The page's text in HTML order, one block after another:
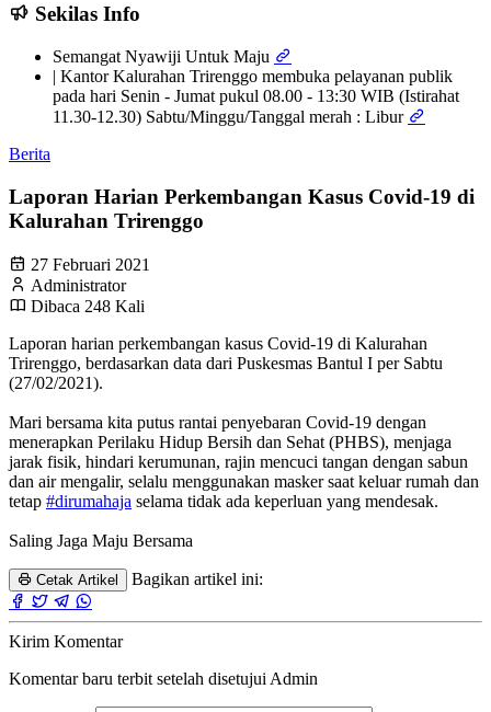
Sekilas Info
Semangat Nyawiji Untuk Maju
| Kantor Kalurahan Trirenggo membuka pelayanan publik
pada hari Senin - Jumat pukul 08.00 - 13:30 WIB (Istirahat
11.30-12.30) Sabtu/Minggu/Tanggal merah : Libur
Berita
Laporan Harian Perkembangan Kasus Covid-19 di
Kalurahan Trirenggo
27 Februari 2021
Administrator
Dibaca 248 Kali
Laporan harian perkembangan kasus Covid-19 di Kalurahan
Trirenggo, berdasarkan data dari Puskesmas Bantul I per Sabtu
(27/02/2021).
Mari bersama kita putus rantai penyebaran Covid-19 dengan
menerapkan Perilaku Hidup Bersih dan Sehat (PHBS), menjaga
jarak fisik, hindari kerumunan, rajin mencuci tangan dengan sabun
dan air mengalir, selalu menggunakan masker saat keluar rumah dan
tetap #dirumahaja selama tidak ada keperluan yang mendesak.
Saling Jaga Maju Bersama
Cetak Artikel Bagikan artikel ini:
Kirim Komentar
Komentar baru terbit setelah disetujui Admin